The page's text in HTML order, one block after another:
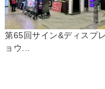
第65回サイン&ディスプ
ョウ...